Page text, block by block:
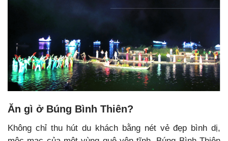
Ăn gì ở Búng Bình Thiên?
Không chỉ thu hút du khách bằng nét vẻ đẹp bình dị,